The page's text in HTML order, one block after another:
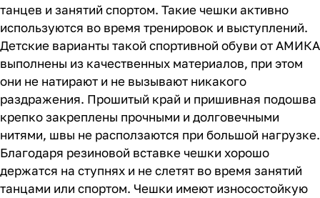
танцев и занятий спортом. Такие чешки активно
используются во время тренировок и выступлений.
Детские варианты такой спортивной обуви от АМИКА
выполнены из качественных материалов, при этом
они не натирают и не вызывают никакого
раздражения. Прошитый край и пришивная подошва
крепко закреплены прочными и долговечными
нитями, швы не расползаются при большой нагрузке.
Благодаря резиновой вставке чешки хорошо
держатся на ступнях и не слетят во время занятий
танцами или спортом. Чешки имеют износостойкую